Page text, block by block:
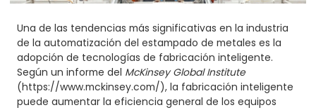
Una de las tendencias más significativas en la industria
de la automatización del estampado de metales es la
adopción de tecnologías de fabricación inteligente.
Según un informe del McKinsey Global Institute
(https://www.mckinsey.com/), la fabricación inteligente
puede aumentar la eficiencia general de los equipos